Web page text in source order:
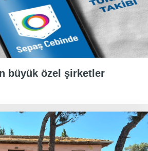
büyük özel şirketler